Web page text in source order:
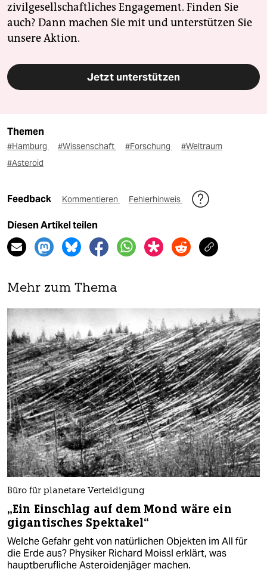
zivilgesellschaftliches Engagement. Finden Sie
auch? Dann machen Sie mit und unterstützen Sie
unsere Aktion.
Jetzt unterstützen
Themen
#Hamburg #Wissenschaft #Forschung
#Weltraum
#Asteroid
Feedback Kommentieren Fehlerhinweis
Diesen Artikel teilen
Mehr zum Thema
Büro für planetare Verteidigung
„Ein Einschlag auf dem Mond wäre ein
gigantisches Spektakel“
Welche Gefahr geht von natürlichen Objekten im All für
die Erde aus? Physiker Richard Moissl erklärt, was
hauptberufliche As­te­ro­iden­jä­ge­r machen.